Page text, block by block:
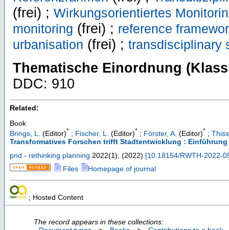
(frei) ; Wirkungsorientiertes
monitoring (frei) ; reference
urbanisation (frei) ; transdisciplinary
Thematische Einordnung
DDC: 910
Related:
Book
Brings, L.
(Editor)* ; Fischer, L. (Editor)* ; Förster, A. (Editor)* ;
Transformatives Forschen trifft Stadtentwicklung :
pnd - rethinking planning 2022(1), (2022) [10.18154/RWTH-2022-
Files
Homepage of journal
; Hosted Content
The record appears in these collections: